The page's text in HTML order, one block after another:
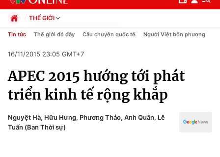
Chuyên mục
Chính trị
Xã hội
THẾ GIỚI
Chính trị
Pháp luật
Kinh tế
Thể thao
Truyền hình
Y tế
Tin tức Thế giới đó đây Câu chuyện quốc tế Người Việt bốn phương
16/11/2015 23:05 GMT+7
APEC 2015 hướng tới phát
triển kinh tế rộng khắp
Nguyệt Hà, Hữu Hưng, Phương Thảo, Anh Quân, Lê
Tuấn (Ban Thời sự)